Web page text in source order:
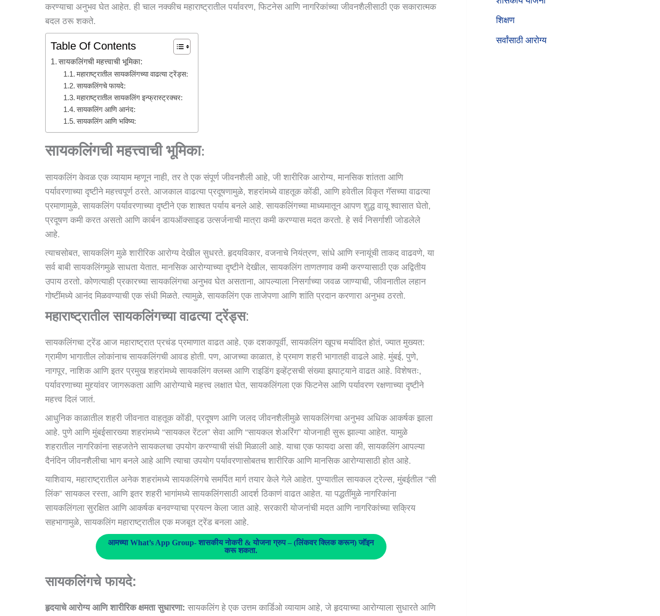
करण्याचा अनुभव घेत आहेत. ही चाल नक्कीच महाराष्ट्रातील पर्यावरण, फिटनेस आणि नागरिकांच्या जीवनशैलीसाठी एक सकारात्मक
बदल ठरू शकते.
Table Of Contents
सायकलिंगची महत्त्वाची भूमिका:
महाराष्ट्रातील सायकलिंगच्या वाढत्या ट्रेंड्स:
सायकलिंगचे फायदे:
महाराष्ट्रातील सायकलिंग इन्फ्रास्ट्रक्चर:
सायकलिंग आणि आनंद:
सायकलिंग आणि भविष्य:
सायकलिंगची महत्त्वाची भूमिका:
सायकलिंग केवळ एक व्यायाम म्हणून नाही, तर ते एक संपूर्ण जीवनशैली आहे, जी शारीरिक आरोग्य, मानसिक शांतता आणि
पर्यावरणाच्या दृष्टीने महत्त्वपूर्ण ठरते. आजकाल वाढत्या प्रदूषणामुळे, शहरांमध्ये वाहतूक कोंडी, आणि हवेतील विकृत गॅसच्या वाढत्या
प्रमाणामुळे, सायकलिंग पर्यावरणाच्या दृष्टीने एक शाश्वत पर्याय बनले आहे. सायकलिंगच्या माध्यमातून आपण शुद्ध वायू श्वासात घेतो,
प्रदूषण कमी करत असतो आणि कार्बन डायऑक्साइड उत्सर्जनाची मात्रा कमी करण्यास मदत करतो. हे सर्व निसर्गाशी जोडलेले
आहे.
त्याचसोबत, सायकलिंग मुळे शारीरिक आरोग्य देखील सुधरते. हृदयविकार, वजनाचे नियंत्रण, सांधे आणि स्नायूंची ताकद वाढवणे, या
सर्व बाबी सायकलिंगमुळे साधता येतात. मानसिक आरोग्याच्या दृष्टीने देखील, सायकलिंग ताणतणाव कमी करण्यासाठी एक अद्वितीय
उपाय ठरतो. कोणत्याही प्रकारच्या सायकलिंगचा अनुभव घेत असताना, आपल्याला निसर्गाच्या जवळ जाण्याची, जीवनातील लहान
गोष्टींमध्ये आनंद मिळवण्याची एक संधी मिळते. त्यामुळे, सायकलिंग एक ताजेपणा आणि शांति प्रदान करणारा अनुभव ठरतो.
महाराष्ट्रातील सायकलिंगच्या वाढत्या ट्रेंड्स:
सायकलिंगचा ट्रेंड आज महाराष्ट्रात प्रचंड प्रमाणात वाढत आहे. एक दशकापूर्वी, सायकलिंग खूपच मर्यादित होतं, ज्यात मुख्यत:
ग्रामीण भागातील लोकांनाच सायकलिंगची आवड होती. पण, आजच्या काळात, हे प्रमाण शहरी भागातही वाढले आहे. मुंबई, पुणे,
नागपूर, नाशिक आणि इतर प्रमुख शहरांमध्ये सायकलिंग क्लब्स आणि राइडिंग इव्हेंट्सची संख्या झपाट्याने वाढत आहे. विशेषतः,
पर्यावरणाच्या मुद्द्यांवर जागरूकता आणि आरोग्याचे महत्त्व लक्षात घेत, सायकलिंगला एक फिटनेस आणि पर्यावरण रक्षणाच्या दृष्टीने
महत्त्व दिलं जातं.
आधुनिक काळातील शहरी जीवनात वाहतूक कोंडी, प्रदूषण आणि जलद जीवनशैलीमुळे सायकलिंगचा अनुभव अधिक आकर्षक झाला
आहे. पुणे आणि मुंबईसारख्या शहरांमध्ये “सायकल रेंटल” सेवा आणि “सायकल शेअरिंग” योजनाही सुरू झाल्या आहेत. यामुळे
शहरातील नागरिकांना सहजतेने सायकलचा उपयोग करण्याची संधी मिळाली आहे. याचा एक फायदा असा की, सायकलिंग आपल्या
दैनंदिन जीवनशैलीचा भाग बनले आहे आणि त्याचा उपयोग पर्यावरणासोबतच शारीरिक आणि मानसिक आरोग्यासाठी होत आहे.
याशिवाय, महाराष्ट्रातील अनेक शहरांमध्ये सायकलिंगचे समर्पित मार्ग तयार केले गेले आहेत. पुण्यातील सायकल ट्रेल्स, मुंबईतील “सी
लिंक” सायकल रस्ता, आणि इतर शहरी भागांमध्ये सायकलिंगसाठी आदर्श ठिकाणं वाढत आहेत. या पद्धतींमुळे नागरिकांना
सायकलिंगला सुरक्षित आणि आकर्षक बनवण्याचा प्रयत्न केला जात आहे. सरकारी योजनांची मदत आणि नागरिकांच्या सक्रिय
सहभागामुळे, सायकलिंग महाराष्ट्रातील एक मजबूत ट्रेंड बनला आहे.
आमच्या What’s App Group- शासकीय नोकरी & योजना ग्रुप – (लिंकवर क्लिक करून) जॉइन
करू शकता.
सायकलिंगचे फायदे:
हृदयाचे आरोग्य आणि शारीरिक क्षमता सुधारणा: सायकलिंग हे एक उत्तम कार्डिओ व्यायाम आहे, जे हृदयाच्या आरोग्याला सुधारते आणि
शिक्षण
सर्वांसाठी आरोग्य